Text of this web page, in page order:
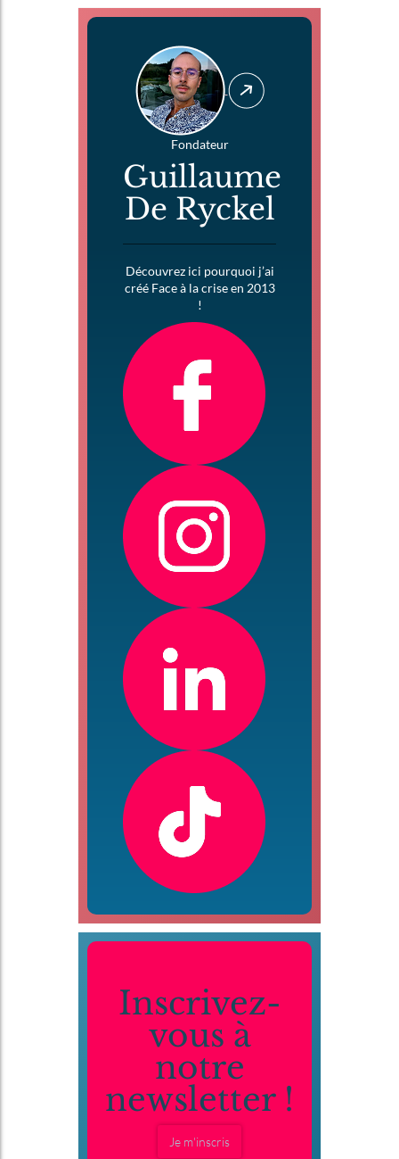
Fondateur
Guillaume
De Ryckel
Découvrez ici pourquoi j’ai
créé Face à la crise en 2013
!
Inscrivez-
vous à
notre
newsletter !
Je m'inscris